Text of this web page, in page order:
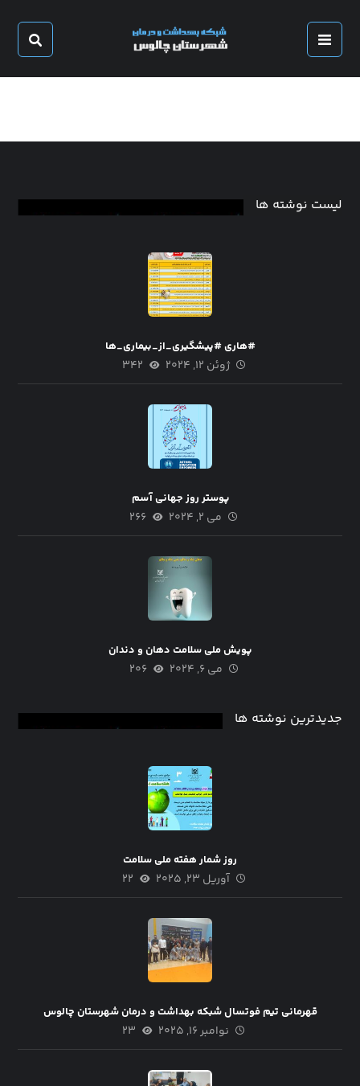
لیست نوشته ها
#هاری #پیشگیری_از_بیماری_ها
ژوئن ۱۲, ۲۰۲۴ ۳۴۲
پوستر روز جهانی آسم
می ۲, ۲۰۲۴ ۲۶۶
پویش ملی سلامت دهان و دندان
می ۶, ۲۰۲۴ ۲۰۶
جدیدترین نوشته ها
روز شمار هفته ملی سلامت
آوریل ۲۳, ۲۰۲۵ ۲۲
قهرمانی تیم فوتسال شبکه بهداشت و درمان شهرستان چالوس
نوامبر ۱۶, ۲۰۲۵ ۲۳